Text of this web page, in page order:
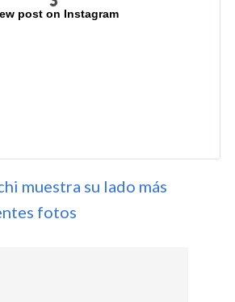
post on Instagram
muestra su lado más
fotos